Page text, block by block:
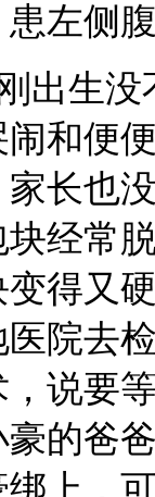
左侧
生没
和便
长也
经常
得又
院去
说要
的爸